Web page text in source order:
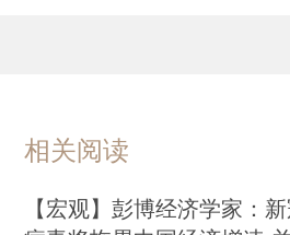
相关阅读
【宏观】彭博经济学家：